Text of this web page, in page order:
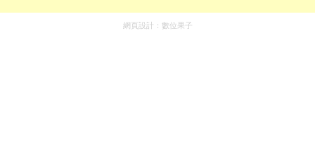
網頁設計： 數位果子